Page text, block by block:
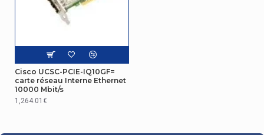
Cisco UCSC-PCIE-IQ10GF=
carte réseau Interne Ethernet
10000 Mbit/s
1,264.01€